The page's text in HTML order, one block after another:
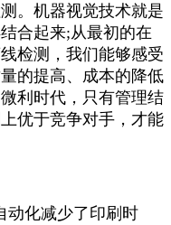
。机器视觉技术就是
合起来;从最初的在
检测，我们能够感受
的提高、成本的降低
利时代，只有管理结
优于竞争对手，才能
化减少了印刷时